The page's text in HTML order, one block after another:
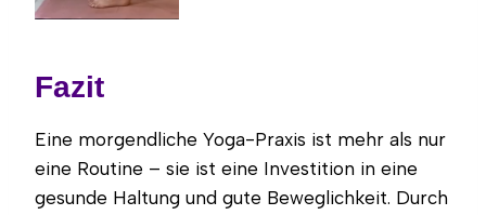
Fazit
Eine morgendliche Yoga-Praxis ist mehr als nur
eine Routine – sie ist eine Investition in eine
gesunde Haltung und gute Beweglichkeit. Durch